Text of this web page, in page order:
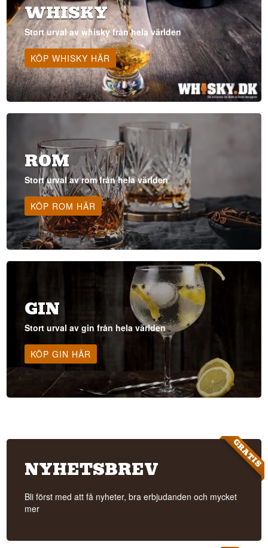
WHISKY
Stort urval av whisky från hela världen
KÖP WHISKY HÄR
ROM
Stort urval av rom från hela världen
KÖP ROM HÄR
GIN
Stort urval av gin från hela världen
KÖP GIN HÄR
GRATIS
NYHETSBREV
Bli först med att få nyheter, bra erbjudanden och mycket
mer